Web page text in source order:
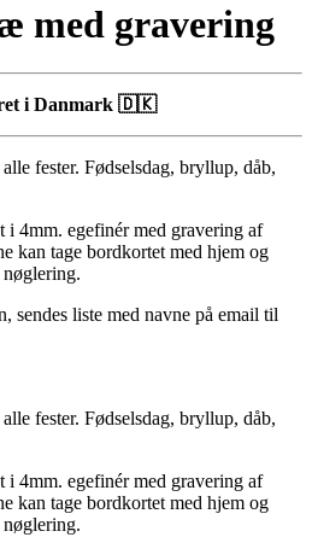
med gravering
i Danmark 🇩🇰
fester. Fødselsdag, bryllup, dåb,
4mm. egefinér med gravering af
kan tage bordkortet med hjem og
nøglering.
sendes liste med navne på email til
fester. Fødselsdag, bryllup, dåb,
4mm. egefinér med gravering af
kan tage bordkortet med hjem og
nøglering.